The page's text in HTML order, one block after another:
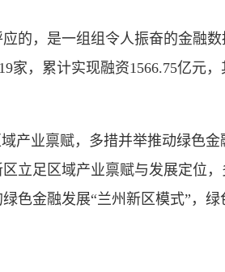
，是一组组令人振奋的金融数
家，累计实现融资1566.75亿元
业禀赋，多措并举推动绿色金
立足区域产业禀赋与发展定位
色金融发展“兰州新区模式”，